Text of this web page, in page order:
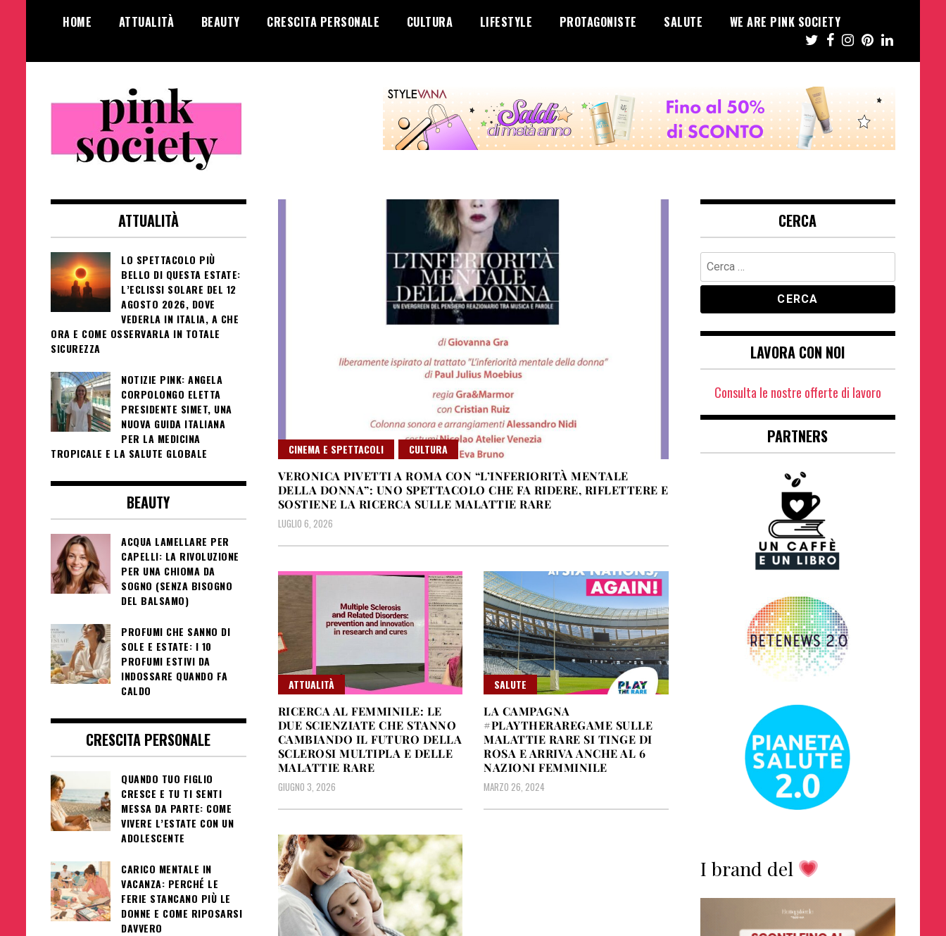
HOME ATTUALITÀ BEAUTY CRESCITA PERSONALE CULTURA LIFESTYLE PROTAGONISTE SALUTE WE ARE PINK SOCIETY
Pink Society
femminile
CINEMA E SPETTACOLI
CULTURA
VERONICA PIVETTI A ROMA CON “L’INFERIORITÀ MENTALE
DELLA DONNA”: UNO SPETTACOLO CHE FA RIDERE, RIFLETTERE E
SOSTIENE LA RICERCA SULLE MALATTIE RARE
LUGLIO 6, 2026
ATTUALITÀ
RICERCA AL FEMMINILE: LE
DUE SCIENZIATE CHE STANNO
CAMBIANDO IL FUTURO DELLA
SCLEROSI MULTIPLA E DELLE
MALATTIE RARE
GIUGNO 3, 2026
SALUTE
LA CAMPAGNA
#PLAYTHERAREGAME SULLE
MALATTIE RARE SI TINGE DI
ROSA E ARRIVA ANCHE AL 6
NAZIONI FEMMINILE
MARZO 26, 2024
ATTUALITÀ
LO SPETTACOLO PIÙ
BELLO DI QUESTA ESTATE:
L’ECLISSI SOLARE DEL 12
AGOSTO 2026, DOVE
VEDERLA IN ITALIA, A CHE
ORA E COME OSSERVARLA IN TOTALE
SICUREZZA
NOTIZIE PINK: ANGELA
CORPOLONGO ELETTA
PRESIDENTE SIMET, UNA
NUOVA GUIDA ITALIANA
PER LA MEDICINA
TROPICALE E LA SALUTE GLOBALE
BEAUTY
ACQUA LAMELLARE PER
CAPELLI: LA RIVOLUZIONE
PER UNA CHIOMA DA
SOGNO (SENZA BISOGNO
DEL BALSAMO)
PROFUMI CHE SANNO DI
SOLE E ESTATE: I 10
PROFUMI ESTIVI DA
INDOSSARE QUANDO FA
CALDO
CRESCITA PERSONALE
QUANDO TUO FIGLIO
CRESCE E TU TI SENTI
MESSA DA PARTE: COME
VIVERE L’ESTATE CON UN
ADOLESCENTE
CARICO MENTALE IN
VACANZA: PERCHÉ LE
FERIE STANCANO PIÙ LE
DONNE E COME RIPOSARSI
DAVVERO
CERCA
Ricerca
per:
LAVORA CON NOI
Consulta le nostre offerte di lavoro
PARTNERS
I brand del